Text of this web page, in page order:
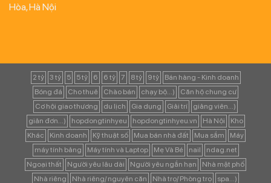
Hòa, Hà Nội
2 tỷ 3 tỷ 5 5 tỷ 6 6 tỷ 7 8 tỷ 9 tỷ
Bán hàng - Kinh doanh
Bóng đá
Cho thuê Chào bán chạy bộ...)
Căn hộ chung cư
Cơ hội giao thương
du lịch Gia dụng Giải trí
giảng viên...)
giản đơn...)
hopdongtinhyeu hopdongtinhyeu.vn Hà Nội
Kho
Khác
Kinh doanh Kỹ thuật số Mua bán nhà đất Mua sắm
Máy
máy tính bảng
Máy tính và Laptop Mẹ Và Bé nail
ndag.net
Ngoại thất
Người yêu lâu dài Người yêu ngắn hạn
Nhà mặt phố
Nhà riêng
Nhà riêng/ nguyên căn Nhà trọ/ Phòng trọ
spa...)